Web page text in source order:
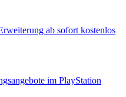
ab sofort kostenlos
im PlayStation